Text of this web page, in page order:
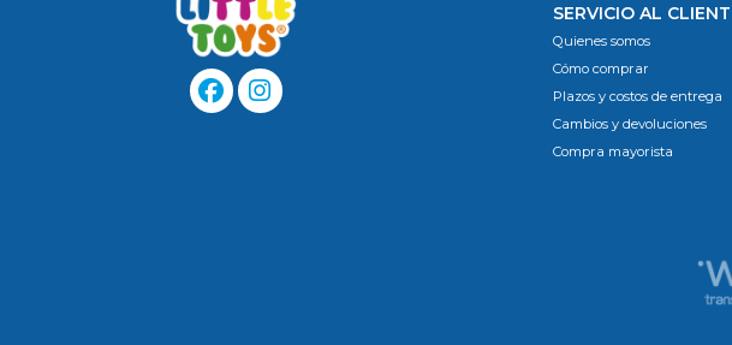
SERVICIO AL
Quienes somos
Cómo comprar
Plazos y costos de entrega
Cambios y devoluciones
Compra mayorista